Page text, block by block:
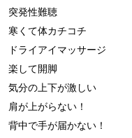
突発性難聴
寒くて体カチコチ
ドライアイマッサージ
楽して開脚
気分の上下が激しい
肩が上がらない！
背中で手が届かない！